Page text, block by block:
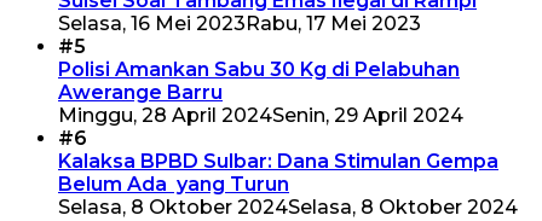
Selasa, 16 Mei 2023 Rabu, 17 Mei 2023
#5
Polisi Amankan Sabu 30 Kg di Pelabuhan
Awerange Barru
Minggu, 28 April 2024Senin, 29 April 2024
#6
Kalaksa BPBD Sulbar: Dana Stimulan Gempa
Belum Ada yang Turun
Selasa, 8 Oktober 2024Selasa, 8 Oktober 2024